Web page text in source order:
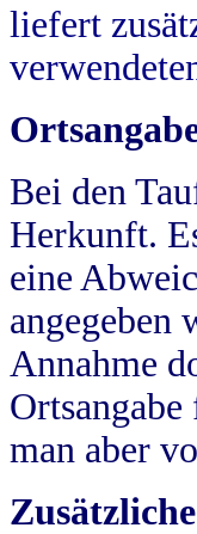
liefert
Bei den
Herkunft.
eine
angegeben
Annahme
man aber